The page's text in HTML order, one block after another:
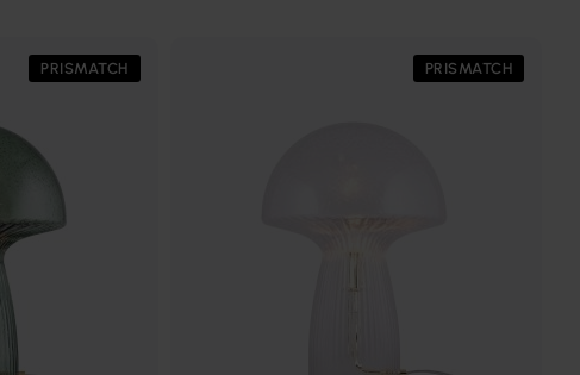
PRISMATCH PRISMATCH